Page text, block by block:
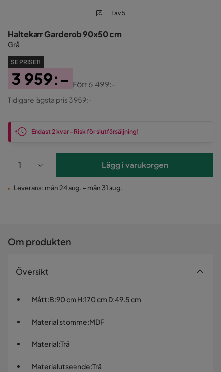
1 av 5
Haltekarr Garderob 90x50 cm
Grå
SE PRISET!
Pris
3 959:-
Original
Pris
Förr6 499:-
Tidigare lägsta pris 3 959:-
Endast 2 kvar - Risk för slutförsäljning!
Lägg i varukorgen
Leverans: mån 24 aug. - mån 31 aug.
Om produkten
Översikt
Mått:B:90 cm H:170 cm D:49.5 cm
Material stomme:MDF
Material:Trä
Materialutseende:Trä